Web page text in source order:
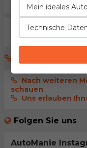
veröffentlicht wird
Aktuell gibt es noch
erste der dies
Ok, das ist cool,
Nach weiteren
schauen
Uns erlauben
Folgen Sie uns
AutoManie
Mein ideales
Technische